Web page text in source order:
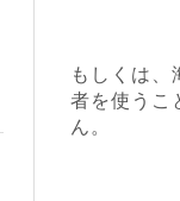
もしくは
者を使うこ
ん。